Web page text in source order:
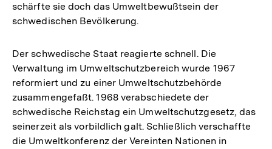
Fußnote
schärfte sie doch das Umweltbewußtsein der
schwedischen Bevölkerung.
Der schwedische Staat reagierte schnell. Die
Verwaltung im Umweltschutzbereich wurde 1967
reformiert und zu einer Umweltschutzbehörde
zusammengefaßt. 1968 verabschiedete der
schwedische Reichstag ein Umweltschutzgesetz, das
seinerzeit als vorbildlich galt. Schließlich verschaffte
die Umweltkonferenz der Vereinten Nationen in